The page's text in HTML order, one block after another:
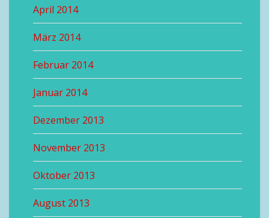
April 2014
März 2014
Februar 2014
Januar 2014
Dezember 2013
November 2013
Oktober 2013
August 2013